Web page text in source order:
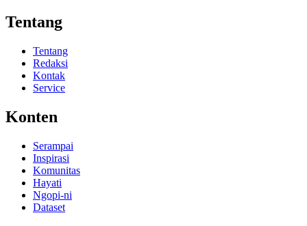
Tentang
Tentang
Redaksi
Kontak
Service
Konten
Serampai
Inspirasi
Komunitas
Hayati
Ngopi-ni
Dataset